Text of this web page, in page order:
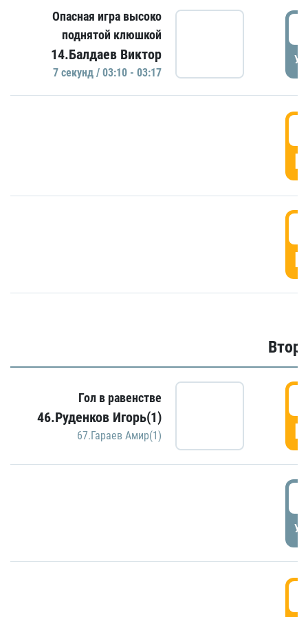
Опасная игра высоко
поднятой клюшкой
14.Балдаев Виктор
7 секунд / 03:10 - 03:17
Гол в равенстве
46.Руденков Игорь(1)
67.Гараев Амир(1)